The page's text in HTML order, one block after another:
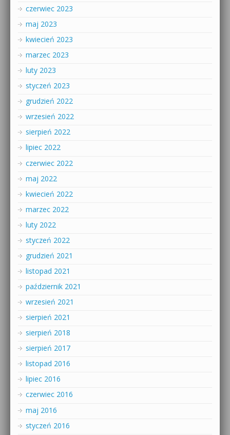
czerwiec 2023
maj 2023
kwiecień 2023
marzec 2023
luty 2023
styczeń 2023
grudzień 2022
wrzesień 2022
sierpień 2022
lipiec 2022
czerwiec 2022
maj 2022
kwiecień 2022
marzec 2022
luty 2022
styczeń 2022
grudzień 2021
listopad 2021
październik 2021
wrzesień 2021
sierpień 2021
sierpień 2018
sierpień 2017
listopad 2016
lipiec 2016
czerwiec 2016
maj 2016
styczeń 2016